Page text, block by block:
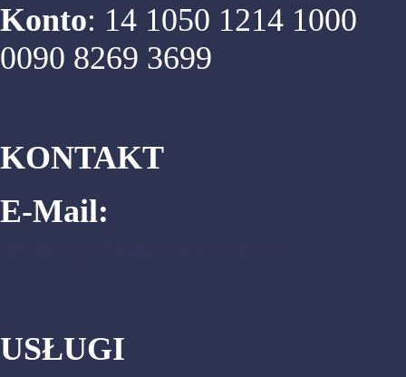
Konto: 14 1050 1214 1000
0090 8269 3699
KONTAKT
E-Mail:
USŁUGI